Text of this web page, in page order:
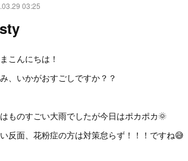
03:25
こんにちは！
、いかがおすごしですか？？
ものすごい大雨でしたが今日はポカポカ🌞
反面、花粉症の方は対策怠らず！！！ですね😅